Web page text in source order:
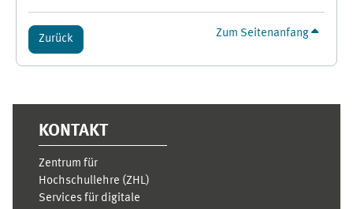
Zurück Zum Seitenanfang
KONTAKT
Zentrum für
Hochschullehre (ZHL)
Services für digitale